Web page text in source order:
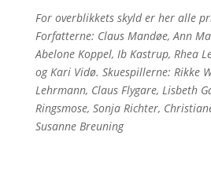
For overblikkets skyld er her alle
Forfatterne: Claus Mandøe, Ann
Abelone Koppel, Ib Kastrup, Rhea
og Kari Vidø. Skuespillerne: Rikke
Lehrmann, Claus Flygare, Lisbeth
Ringsmose, Sonja Richter,
Susanne Breuning